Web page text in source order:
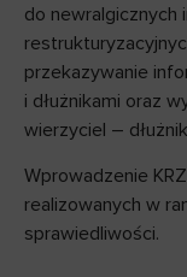
do newralgicznych
przekazywanie
i dłużnikami oraz
wierzyciel –
Wprowadzenie
realizowanych w
sprawiedliwości.